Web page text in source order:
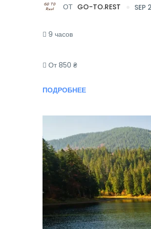
ОТ GO-TO.REST SEP
9 часов
От 850 ₴
ПОДРОБНЕЕ